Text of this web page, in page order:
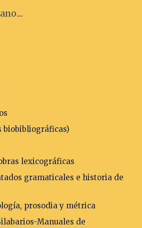
biobibliográficas)
lexicográficas
gramaticales e historia de
prosodia y métrica
Manuales de